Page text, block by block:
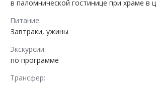
в паломнической гостинице при храме в
Питание:
Завтраки, ужины
Экскурсии:
по программе
Трансфер: